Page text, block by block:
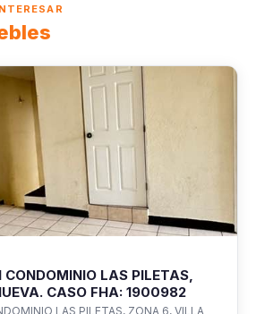
CONDOMINIO LAS PILETAS,
CASO FHA: 1900982
LAS PILETAS, ZONA 6, VILLA